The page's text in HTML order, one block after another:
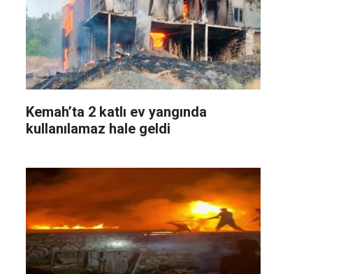
Kemah’ta 2 katlı ev yangında
kullanılamaz hale geldi